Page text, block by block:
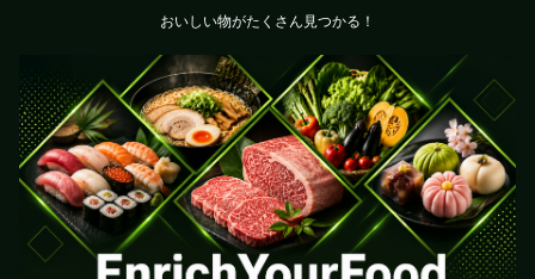
おいしい物がたくさん見つかる！